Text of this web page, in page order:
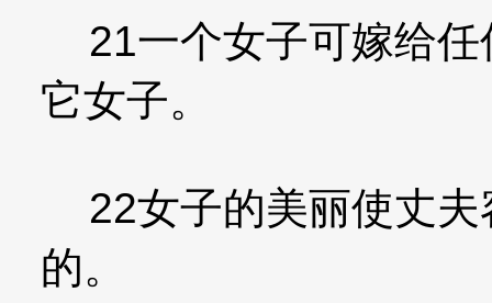
21一个女子可嫁给任
它女子。
22女子的美丽使丈夫
的。